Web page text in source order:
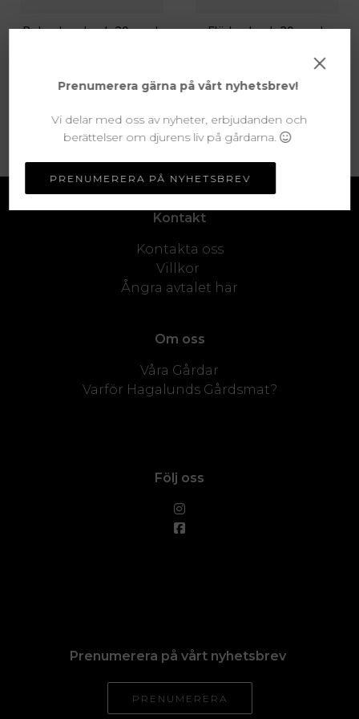
Rabarberdryck 20-pack Fläderdryck 20-pack
MER INFO
Kontakt
Kontakta oss
Villkor
Ångra avtalet här
Om oss
Våra Gårdar
Varför Hagalunds Gårdsmat?
Följ oss
Prenumerera på vårt nyhetsbrev
PRENUMERERA
×
Prenumerera gärna på vårt nyhetsbrev!
Vi delar med oss av nyheter, erbjudanden och
berättelser om djurens liv på gårdarna.
PRENUMERERA PÅ NYHETSBREV